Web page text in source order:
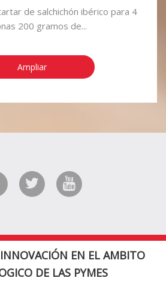
de salchichón ibérico para 4
200 gramos de...
Ampliar
INNOVACIÓN EN EL AMBITO
DE LAS PYMES